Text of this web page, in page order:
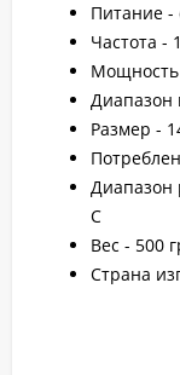
Питание -
Частота -
Диапазон
Размер -
Диапазон
С
Вес - 500
Страна